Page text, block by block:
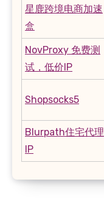
星鹿跨境电商加速
盒
NovProxy 免费测
试，低价IP
Shopsocks5
Blurpath住宅代理
IP